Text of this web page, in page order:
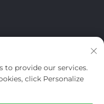
to provide our services.
click Personalize